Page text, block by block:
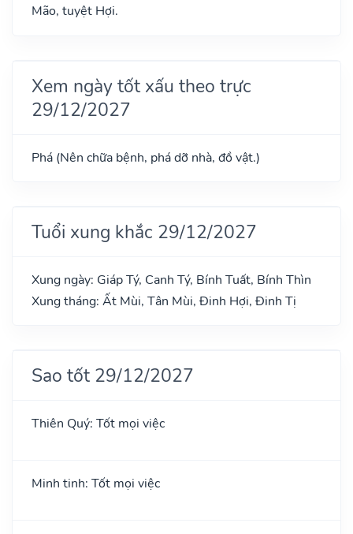
Mão, tuyệt Hợi.
Xem ngày tốt xấu theo trực
29/12/2027
Phá (Nên chữa bệnh, phá dỡ nhà, đồ vật.)
Tuổi xung khắc 29/12/2027
Xung ngày: Giáp Tý, Canh Tý, Bính Tuất, Bính Thìn
Xung tháng: Ất Mùi, Tân Mùi, Đinh Hợi, Đinh Tị
Sao tốt 29/12/2027
Thiên Quý: Tốt mọi việc
Minh tinh: Tốt mọi việc